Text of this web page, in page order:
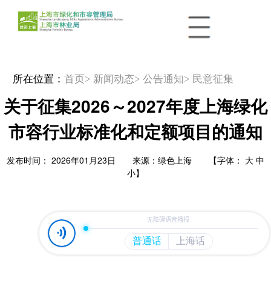
所在位置： 首页 > 新闻动态> 公告通知> 民意征集
关于征集2026～2027年度上海绿化
市容行业标准化和定额项目的通知
发布时间： 2026年01月23日 来源：绿色上海 【字体： 大 中
小】